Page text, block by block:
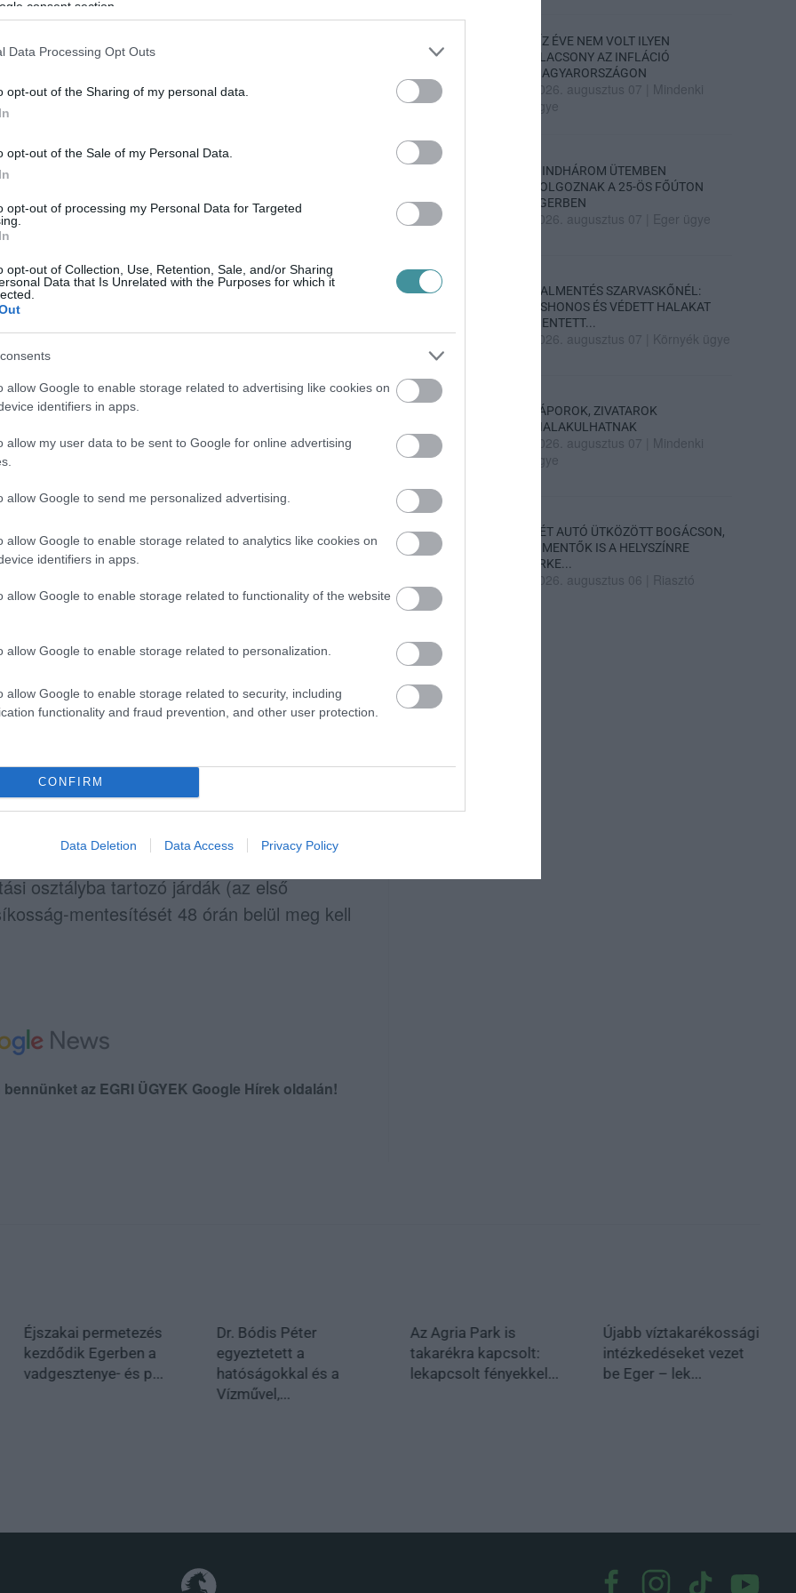
consent section.
Data Processing Opt Outs
opt-out of the Sharing of my personal data.
opt-out of the Sale of my Personal Data.
opt-out of processing my Personal Data for Targeted
opt-out of Collection, Use, Retention, Sale, and/or Sharing
Data that Is Unrelated with the Purposes for which it
allow Google to enable storage related to advertising like cookies on
identifiers in apps.
allow my user data to be sent to Google for online advertising
allow Google to send me personalized advertising.
allow Google to enable storage related to analytics like cookies on
identifiers in apps.
allow Google to enable storage related to functionality of the website
allow Google to enable storage related to personalization.
allow Google to enable storage related to security, including
functionality and fraud prevention, and other user protection.
CONFIRM
Data Deletion Data Access Privacy Policy
a Csiky-Barkóczy utak voltak - ezen
erős havazás miatt egy busz
mentést és további síktalanítást
folyamatosan végezzük. A buszmegállók,
kézi erővel történő síktalanítsa
azt is elárulta, hogy a hóeltakarítás,
sorrendben történik:
rendőrség kivonulási útvonala, busz
hóesés, ónos eső esetén azonnal el
kell végezni. A hóesés és
mentesítési munkákat be kell fejezni.
az úttest teljes szélességében
utak, ahol a síkosság-mentesítést és
számított 2 órán belül meg kell
ónos eső megszűnése utáni 24
ahol a hó- és síkosság-mentesítést
után kell végezni.
járdáknál (belvárost és főbb
lépcsőszakaszok) a síkosság-
belül meg kell kezdeni, valamint
osztályba tartozó járdák (az első
mentesítését 48 órán belül meg kell
az EGRI ÜGYEK Google Hírek oldalán!
TÍZ ÉVE NEM VOLT ILYEN
ALACSONY AZ INFLÁCIÓ
MAGYARORSZÁGON
2026. augusztus 07
Mindenki
ügye
MINDHÁROM ÜTEMBEN
DOLGOZNAK A 25-ÖS FŐÚTON
EGERBEN
2026. augusztus 07 Eger ügye
HALMENTÉS SZARVASKŐNÉL:
ŐSHONOS ÉS VÉDETT HALAKAT
MENTETT...
2026. augusztus 07 Környék ügye
ZÁPOROK, ZIVATAROK
KIALAKULHATNAK
2026. augusztus 07
Mindenki
ügye
KÉT AUTÓ ÜTKÖZÖTT BOGÁCSON,
A MENTŐK IS A HELYSZÍNRE
ÉRKE...
2026. augusztus 06 Riasztó
Éjszakai permetezés
kezdődik Egerben a
vadgesztenye- és p...
Dr. Bódis Péter
egyeztetett a
hatóságokkal és a
Vízművel,...
Az Agria Park is
takarékra kapcsolt:
lekapcsolt fényekkel...
Újabb víztakarékossági
intézkedéseket vezet
be Eger – lek...